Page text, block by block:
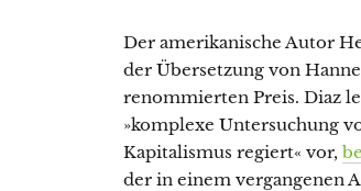
Der amerikanische Autor
der Übersetzung von
renommierten Preis. Diaz
»komplexe Untersuchung
Kapitalismus regiert« vor,
der in einem vergangenen